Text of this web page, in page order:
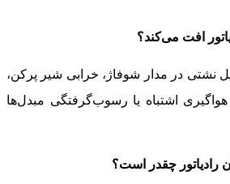
افت می‌کند؟
نشتی در مدار شوفاژ، خرابی شیر پرکن،
هواگیری اشتباه یا رسوب‌گرفتگی مبدل‌ها
رادیاتور چقدر است؟